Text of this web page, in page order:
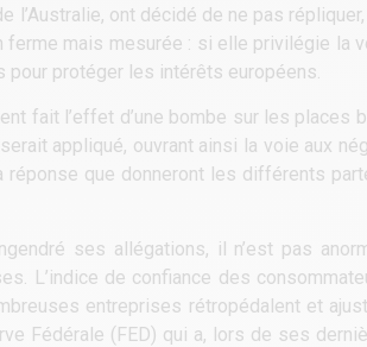
l’Australie, ont décidé de ne pas
ferme mais mesurée : si elle privilégie la
pour protéger les intérêts européens.
fait l’effet d’une bombe sur les places
appliqué, ouvrant ainsi la voie aux
que donneront les différents
ses allégations, il n’est pas
L’indice de confiance des
entreprises rétropédalent et
Fédérale (FED) qui a, lors de ses